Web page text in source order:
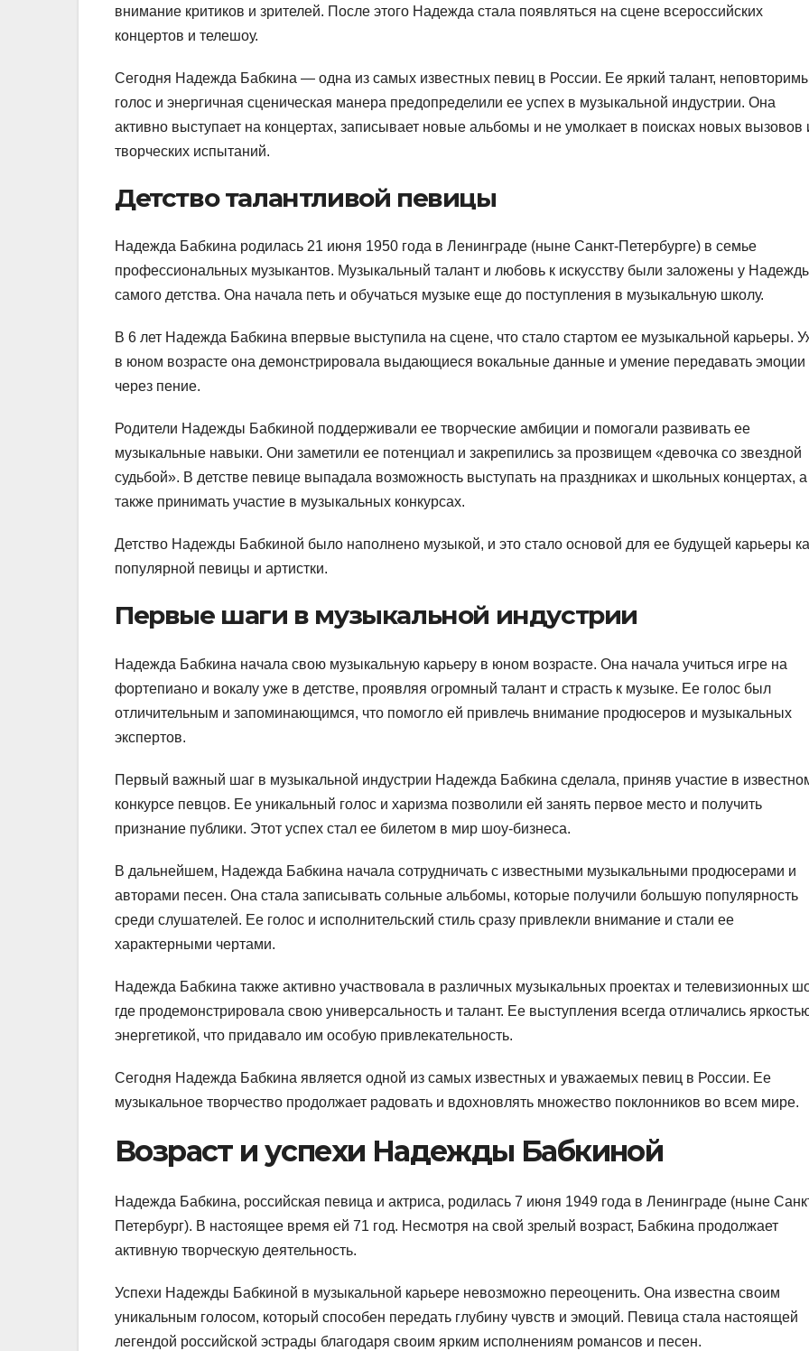
внимание критиков и зрителей. После этого Надежда стала появляться на сцене всероссийских
концертов и телешоу.
Сегодня Надежда Бабкина — одна из самых известных певиц в России. Ее яркий талант,
голос и энергичная сценическая манера предопределили ее успех в музыкальной индустрии. Она
активно выступает на концертах, записывает новые альбомы и не умолкает в поисках новых вызовов
творческих испытаний.
Детство талантливой певицы
Надежда Бабкина родилась 21 июня 1950 года в Ленинграде (ныне Санкт-Петербурге) в семье
профессиональных музыкантов. Музыкальный талант и любовь к искусству были заложены у
самого детства. Она начала петь и обучаться музыке еще до поступления в музыкальную школу.
В 6 лет Надежда Бабкина впервые выступила на сцене, что стало стартом ее музыкальной карьеры.
в юном возрасте она демонстрировала выдающиеся вокальные данные и умение передавать эмоции
через пение.
Родители Надежды Бабкиной поддерживали ее творческие амбиции и помогали развивать ее
музыкальные навыки. Они заметили ее потенциал и закрепились за прозвищем «девочка со звездной
судьбой». В детстве певице выпадала возможность выступать на праздниках и школьных концертах, а
также принимать участие в музыкальных конкурсах.
Детство Надежды Бабкиной было наполнено музыкой, и это стало основой для ее будущей карьеры
популярной певицы и артистки.
Первые шаги в музыкальной индустрии
Надежда Бабкина начала свою музыкальную карьеру в юном возрасте. Она начала учиться игре на
фортепиано и вокалу уже в детстве, проявляя огромный талант и страсть к музыке. Ее голос был
отличительным и запоминающимся, что помогло ей привлечь внимание продюсеров и музыкальных
экспертов.
Первый важный шаг в музыкальной индустрии Надежда Бабкина сделала, приняв участие в
конкурсе певцов. Ее уникальный голос и харизма позволили ей занять первое место и получить
признание публики. Этот успех стал ее билетом в мир шоу-бизнеса.
В дальнейшем, Надежда Бабкина начала сотрудничать с известными музыкальными продюсерами и
авторами песен. Она стала записывать сольные альбомы, которые получили большую популярность
среди слушателей. Ее голос и исполнительский стиль сразу привлекли внимание и стали ее
характерными чертами.
Надежда Бабкина также активно участвовала в различных музыкальных проектах и телевизионных
где продемонстрировала свою универсальность и талант. Ее выступления всегда отличались
энергетикой, что придавало им особую привлекательность.
Сегодня Надежда Бабкина является одной из самых известных и уважаемых певиц в России. Ее
музыкальное творчество продолжает радовать и вдохновлять множество поклонников во всем мире.
Возраст и успехи Надежды Бабкиной
Надежда Бабкина, российская певица и актриса, родилась 7 июня 1949 года в Ленинграде (ныне
Петербург). В настоящее время ей 71 год. Несмотря на свой зрелый возраст, Бабкина продолжает
активную творческую деятельность.
Успехи Надежды Бабкиной в музыкальной карьере невозможно переоценить. Она известна своим
уникальным голосом, который способен передать глубину чувств и эмоций. Певица стала настоящей
легендой российской эстрады благодаря своим ярким исполнениям романсов и песен.